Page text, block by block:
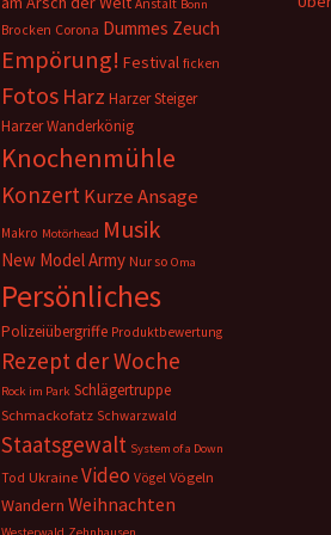
Bonn
Brocken Corona Dummes Zeuch
Empörung! Festival ficken
Fotos Harz Harzer Steiger
Harzer Wanderkönig
Knochenmühle
Konzert Kurze Ansage
Makro Motörhead Musik
New Model Army Nur so Oma
Persönliches
Polizeiübergriffe Produktbewertung
Rezept der Woche
Rock im Park Schlägertruppe
Schmackofatz Schwarzwald
Staatsgewalt System of a Down
Tod Ukraine Video Vögel Vögeln
Wandern Weihnachten
Westerwald Zehnhausen